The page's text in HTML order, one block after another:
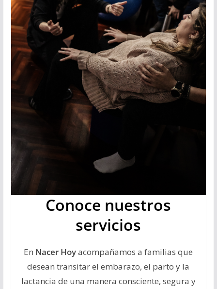
Conoce nuestros
servicios
En Nacer Hoyacompañamos a familias que
desean transitar el embarazo, el parto y la
lactancia de una manera consciente, segura y